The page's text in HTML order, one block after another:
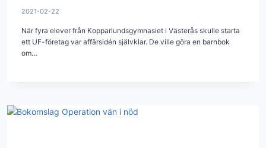
2021-02-22
När fyra elever från Kopparlundsgymnasiet i Västerås skulle starta
ett UF-företag var affärsidén självklar. De ville göra en barnbok
om…